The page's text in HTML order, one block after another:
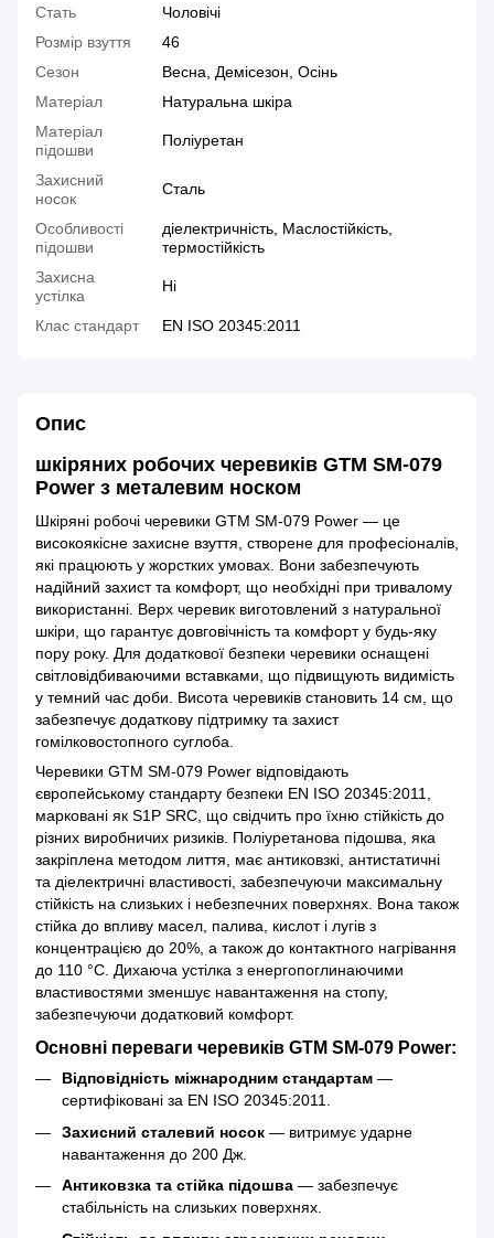
Стать
Чоловічі
Розмір взуття
46
Сезон
Весна, Демісезон, Осінь
Матеріал
Натуральна шкіра
Матеріал
підошви
Поліуретан
Захисний
носок
Сталь
Особливості
підошви
діелектричність, Маслостійкість,
термостійкість
Захисна
устілка
Ні
Клас стандарт EN ISO 20345:2011
Опис
шкіряних робочих черевиків GTM SM-079
Power з металевим носком
Шкіряні робочі черевики GTM SM-079 Power — це
високоякісне захисне взуття, створене для професіоналів,
які працюють у жорстких умовах. Вони забезпечують
надійний захист та комфорт, що необхідні при тривалому
використанні. Верх черевик виготовлений з натуральної
шкіри, що гарантує довговічність та комфорт у будь-яку
пору року. Для додаткової безпеки черевики оснащені
світловідбиваючими вставками, що підвищують видимість
у темний час доби. Висота черевиків становить 14 см, що
забезпечує додаткову підтримку та захист
гомілковостопного суглоба.
Черевики GTM SM-079 Power відповідають
європейському стандарту безпеки EN ISO 20345:2011,
марковані як S1P SRC, що свідчить про їхню стійкість до
різних виробничих ризиків. Поліуретанова підошва, яка
закріплена методом лиття, має антиковзкі, антистатичні
та діелектричні властивості, забезпечуючи максимальну
стійкість на слизьких і небезпечних поверхнях. Вона також
стійка до впливу масел, палива, кислот і лугів з
концентрацією до 20%, а також до контактного нагрівання
до 110 °C. Дихаюча устілка з енергопоглинаючими
властивостями зменшує навантаження на стопу,
забезпечуючи додатковий комфорт.
Основні переваги черевиків GTM SM-079 Power:
Відповідність міжнародним стандартам —
сертифіковані за EN ISO 20345:2011.
Захисний сталевий носок — витримує ударне
навантаження до 200 Дж.
Антиковзка та стійка підошва — забезпечує
стабільність на слизьких поверхнях.